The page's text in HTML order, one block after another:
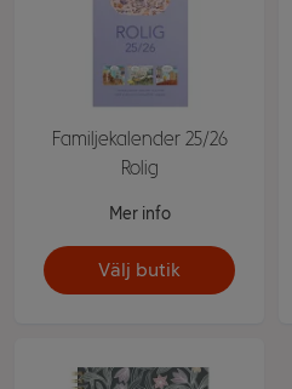
Familjekalender 25/26
Rolig
Mer info
Välj butik